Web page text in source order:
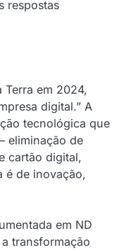
respostas
Terra em 2024,
digital.” A
tecnológica que
eliminação de
cartão digital,
é de inovação,
em ND
transformação